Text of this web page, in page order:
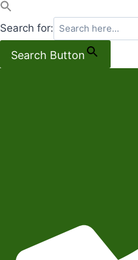
Search for:
Search Button